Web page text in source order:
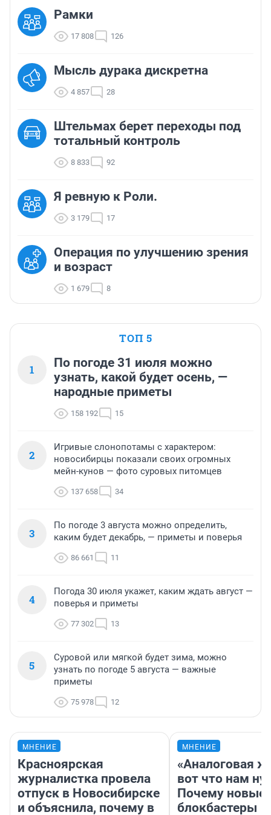
Рамки
17 808 126
Мысль дурака дискретна
4 857 28
Штельмах берет переходы под
тотальный контроль
8 833 92
Я ревную к Роли.
3 179 17
Операция по улучшению зрения
и возраст
1 679 8
ТОП 5
1
По погоде 31 июля можно
узнать, какой будет осень, —
народные приметы
158 192 15
2
Игривые слонопотамы с характером:
новосибирцы показали своих огромных
мейн-кунов — фото суровых питомцев
137 658 34
3
По погоде 3 августа можно определить,
каким будет декабрь, — приметы и поверья
86 661 11
4
Погода 30 июля укажет, каким ждать август —
поверья и приметы
77 302 13
5
Суровой или мягкой будет зима, можно
узнать по погоде 5 августа — важные
приметы
75 978 12
МНЕНИЕ
Красноярская
журналистка провела
отпуск в Новосибирске
и объяснила, почему в
МНЕНИЕ
«Аналоговая
вот что нам
Почему новые
блокбастеры